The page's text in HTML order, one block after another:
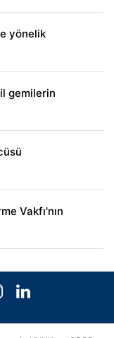
yönelik
gemilerin
Vakfı'nın